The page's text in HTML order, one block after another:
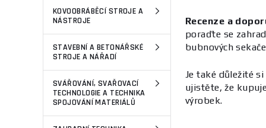
KOVOOBRÁBĚCÍ STROJE A
NÁSTROJE
STAVEBNÍ A BETONÁŘSKÉ
STROJE A NÁŘADÍ
SVÁŘOVÁNÍ, SVAŘOVACÍ
TECHNOLOGIE A TECHNIKA
SPOJOVÁNÍ MATERIÁLŮ
Recenze a
poraďte se
bubnových
Je také důležité
ujistěte, že
výrobek.